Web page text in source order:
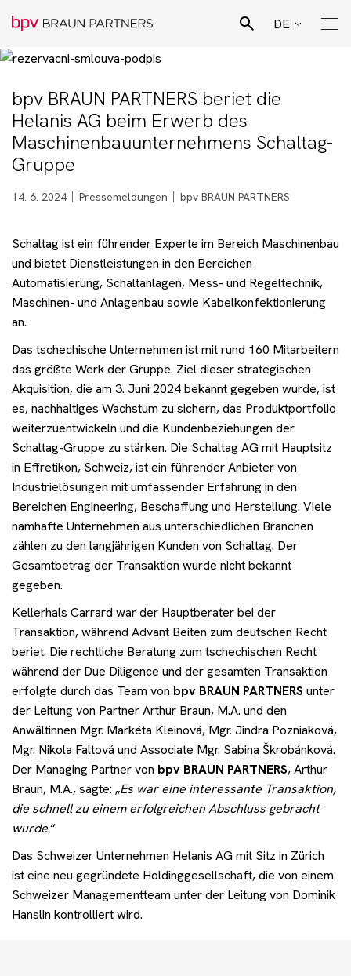
Pro Bono Aktivitäten
Team
Juristische Spezialisierungen
Geschäftsfelder
Aktuelles
Veranstaltungen
Kontakt
Benötigen Sie Beratung?
DE
bpv BRAUN PARTNERS beriet die
Helanis AG beim Erwerb des
Maschinenbauunternehmens Schaltag-
Gruppe
14. 6. 2024 Pressemeldungen bpv BRAUN PARTNERS
Schaltag ist ein führender Experte im Bereich Maschinenbau
und bietet Dienstleistungen in den Bereichen
Automatisierung, Schaltanlagen, Mess- und Regeltechnik,
Maschinen- und Anlagenbau sowie Kabelkonfektionierung
an.
Das tschechische Unternehmen ist mit rund 160 Mitarbeitern
das größte Werk der Gruppe. Ziel dieser strategischen
Akquisition, die am 3. Juni 2024 bekannt gegeben wurde, ist
es, nachhaltiges Wachstum zu sichern, das Produktportfolio
weiterzuentwickeln und die Kundenbeziehungen der
Schaltag-Gruppe zu stärken. Die Schaltag AG mit Hauptsitz
in Effretikon, Schweiz, ist ein führender Anbieter von
Industrielösungen mit umfassender Erfahrung in den
Bereichen Engineering, Beschaffung und Herstellung. Viele
namhafte Unternehmen aus unterschiedlichen Branchen
zählen zu den langjährigen Kunden von Schaltag. Der
Gesamtbetrag der Transaktion wurde nicht bekannt
gegeben.
Kellerhals Carrard war der Hauptberater bei der
Transaktion, während Advant Beiten zum deutschen Recht
beriet. Die rechtliche Beratung zum tschechischen Recht
während der Due Diligence und der gesamten Transaktion
erfolgte durch das Team von bpv BRAUN PARTNERS unter
der Leitung von Partner Arthur Braun, M.A. und den
Anwältinnen Mgr. Markéta Kleinová, Mgr. Jindra Pozniaková,
Mgr. Nikola Faltová und Associate Mgr. Sabina Škrobánková.
Der Managing Partner von bpv BRAUN PARTNERS, Arthur
Braun, M.A., sagte: „Es war eine interessante Transaktion,
die schnell zu einem erfolgreichen Abschluss gebracht
wurde.“
Das Schweizer Unternehmen Helanis AG mit Sitz in Zürich
ist eine neu gegründete Holdinggesellschaft, die von einem
Schweizer Managementteam unter der Leitung von Dominik
Hanslin kontrolliert wird.